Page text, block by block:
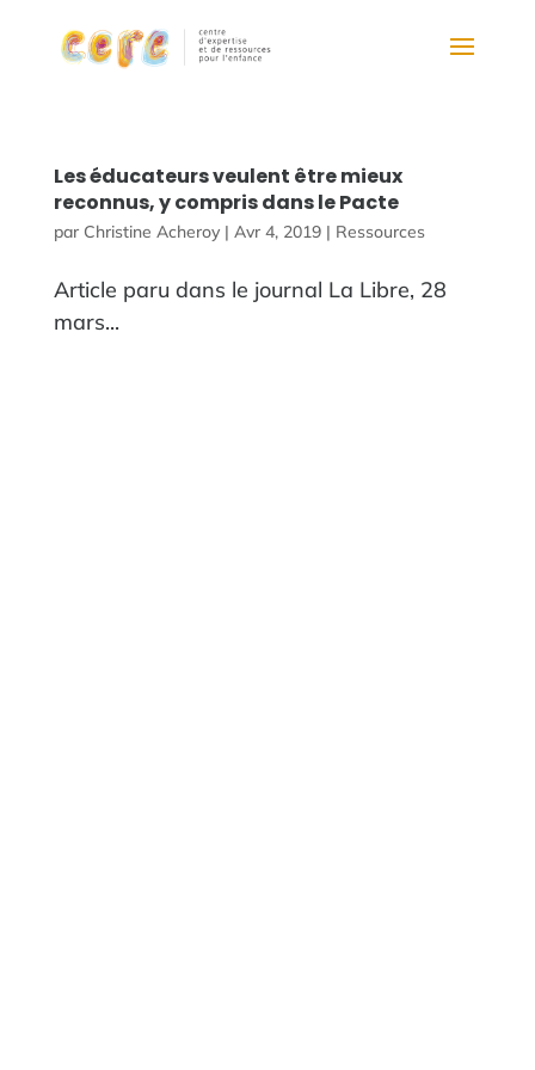
Les éducateurs veulent être mieux
reconnus, y compris dans le Pacte
par Christine Acheroy| Avr 4, 2019| Ressources
Article paru dans le journal La Libre, 28
mars...